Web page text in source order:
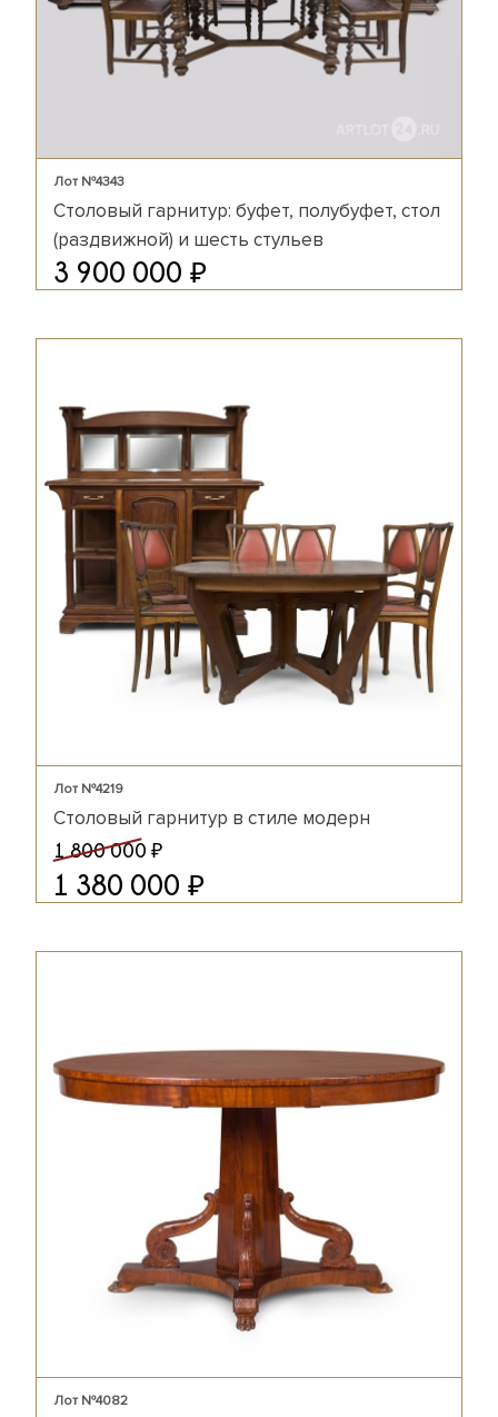
Лот №4343
Столовый гарнитур: буфет, полубуфет, стол
(раздвижной) и шесть стульев
3 900 000 ₽
Лот №4219
Столовый гарнитур в стиле модерн
1 800 000 ₽
1 380 000 ₽
Лот №4082